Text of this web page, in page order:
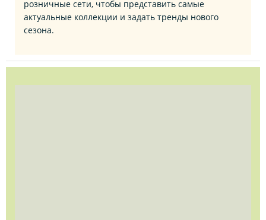
розничные сети, чтобы представить самые
актуальные коллекции и задать тренды нового
сезона.